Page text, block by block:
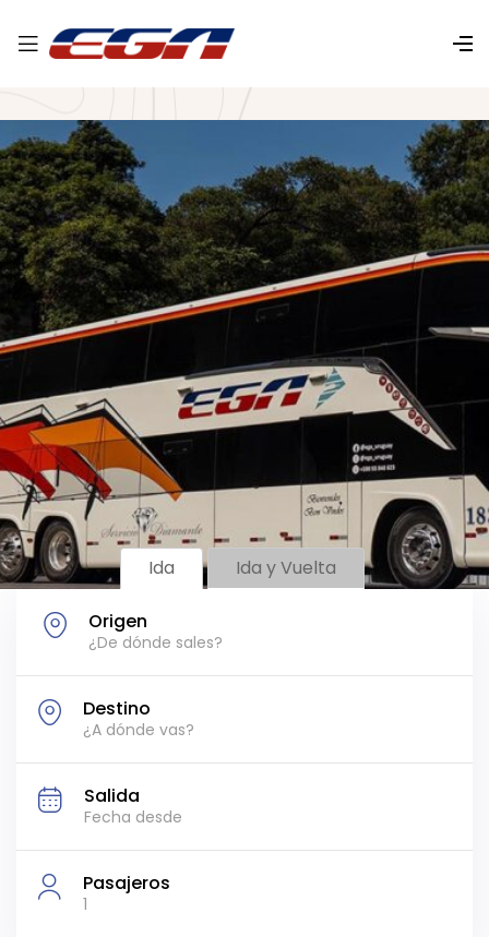
Ida Ida y Vuelta
Origen
Destino
Salida
Pasajeros
1